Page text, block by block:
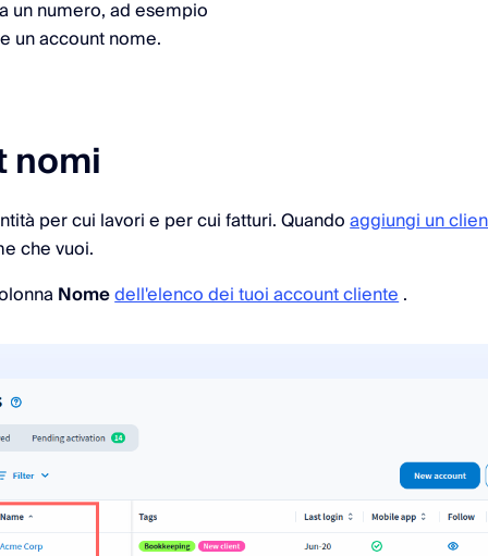
un numero, ad esempio
e un account nome.
nomi
per cui lavori e per cui fatturi. Quandoaggiungi un
che vuoi.
Nomedell'elenco dei tuoi account cliente.